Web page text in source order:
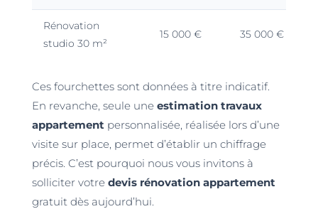
Rénovation
studio 30 m²
15 000 € 35 000 €
Ces fourchettes sont données à titre indicatif.
En revanche, seule une estimation travaux
appartementpersonnalisée, réalisée lors d’une
visite sur place, permet d’établir un chiffrage
précis. C’est pourquoi nous vous invitons à
solliciter votre devis rénovation appartement
gratuit dès aujourd’hui.